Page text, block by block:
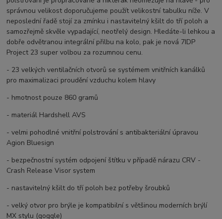
správnou velikost doporučujeme použít velikostní tabulku níže. V
neposlední řadě stojí za zmínku i nastavitelný kšilt do tří poloh a
samozřejmě skvěle vypadající, neotřelý design. Hledáte-li lehkou a
dobře odvětranou integrální přilbu na kolo, pak je nová 7IDP
Project 23 super volbou za rozumnou cenu.
- 23 velkých ventilačních otvorů se systémem vnitřních kanálků
pro maximalizaci proudění vzduchu kolem hlavy
- hmotnost pouze 860 gramů
- materiál Hardshell AVS
- velmi pohodlné vnitřní polstrování s antibakteriální úpravou
Agion Bluesign
- bezpečnostní systém odpojení štítku v případě nárazu CRV -
Crash Release Visor system
- nastavitelný kšilt do tří poloh bez potřeby šroubků
- velký otvor pro brýle je kompatibilní s většinou moderních brýlí
MX stylu (goggle)